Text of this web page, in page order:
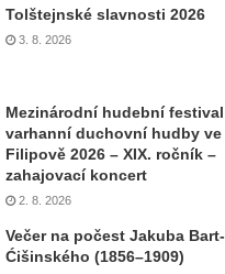
Tolštejnské slavnosti 2026
3. 8. 2026
Mezinárodní hudební festival
varhanní duchovní hudby ve
Filipově 2026 – XIX. ročník –
zahajovací koncert
2. 8. 2026
Večer na počest Jakuba Bart-
Ćišinského (1856–1909)